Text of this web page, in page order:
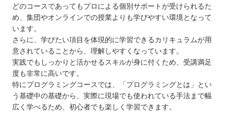
どのコースであってもプロによる個別サポートが受けられるた
め、集団やオンラインでの授業よりも学びやすい環境となって
います。
さらに、学びたい項目を体現的に学習できるカリキュラムが用
意されていることから、理解しやすくなっています。
実践でもしっかりと活かせるスキルが身に付くため、受講満足
度も非常に高いです。
特にプログラミングコースでは、「プログラミングとは」とい
う基礎中の基礎から、実際に現場でも使われている手法まで幅
広く学べるため、初心者でも楽しく学習できます。